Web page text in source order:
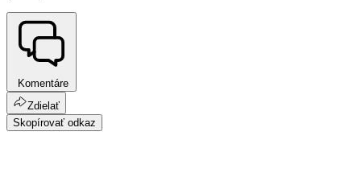
Komentáre
Zdielať
Skopírovať odkaz